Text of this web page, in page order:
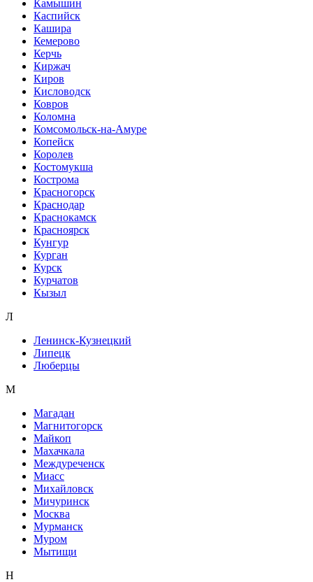
Камышин
Каспийск
Кашира
Кемерово
Керчь
Киржач
Киров
Кисловодск
Ковров
Коломна
Комсомольск-на-Амуре
Копейск
Королев
Костомукша
Кострома
Красногорск
Краснодар
Краснокамск
Красноярск
Кунгур
Курган
Курск
Курчатов
Кызыл
Л
Ленинск-Кузнецкий
Липецк
Люберцы
М
Магадан
Магнитогорск
Майкоп
Махачкала
Междуреченск
Миасс
Михайловск
Мичуринск
Москва
Мурманск
Муром
Мытищи
Н